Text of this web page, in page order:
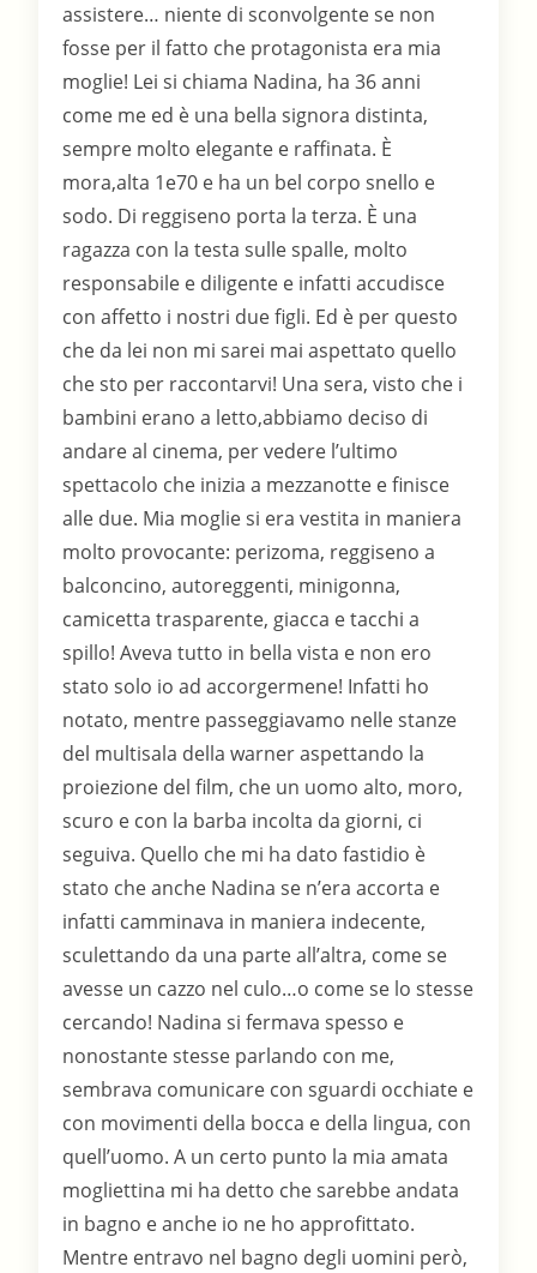
assistere… niente di sconvolgente se non
fosse per il fatto che protagonista era mia
moglie! Lei si chiama Nadina, ha 36 anni
come me ed è una bella signora distinta,
sempre molto elegante e raffinata. È
mora,alta 1e70 e ha un bel corpo snello e
sodo. Di reggiseno porta la terza. È una
ragazza con la testa sulle spalle, molto
responsabile e diligente e infatti accudisce
con affetto i nostri due figli. Ed è per questo
che da lei non mi sarei mai aspettato quello
che sto per raccontarvi! Una sera, visto che i
bambini erano a letto,abbiamo deciso di
andare al cinema, per vedere l’ultimo
spettacolo che inizia a mezzanotte e finisce
alle due. Mia moglie si era vestita in maniera
molto provocante: perizoma, reggiseno a
balconcino, autoreggenti, minigonna,
camicetta trasparente, giacca e tacchi a
spillo! Aveva tutto in bella vista e non ero
stato solo io ad accorgermene! Infatti ho
notato, mentre passeggiavamo nelle stanze
del multisala della warner aspettando la
proiezione del film, che un uomo alto, moro,
scuro e con la barba incolta da giorni, ci
seguiva. Quello che mi ha dato fastidio è
stato che anche Nadina se n’era accorta e
infatti camminava in maniera indecente,
sculettando da una parte all’altra, come se
avesse un cazzo nel culo…o come se lo stesse
cercando! Nadina si fermava spesso e
nonostante stesse parlando con me,
sembrava comunicare con sguardi occhiate e
con movimenti della bocca e della lingua, con
quell’uomo. A un certo punto la mia amata
mogliettina mi ha detto che sarebbe andata
in bagno e anche io ne ho approfittato.
Mentre entravo nel bagno degli uomini però,